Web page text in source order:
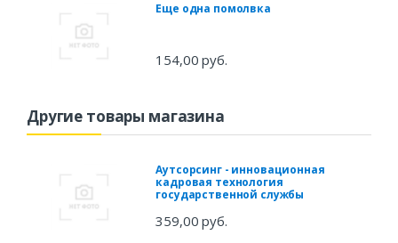
Еще одна помолвка
154,00 руб.
Другие товары магазина
Аутсорсинг - инновационная
кадровая технология
государственной службы
359,00 руб.